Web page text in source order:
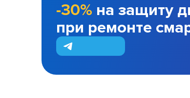
-30% на защиту
при ремонте